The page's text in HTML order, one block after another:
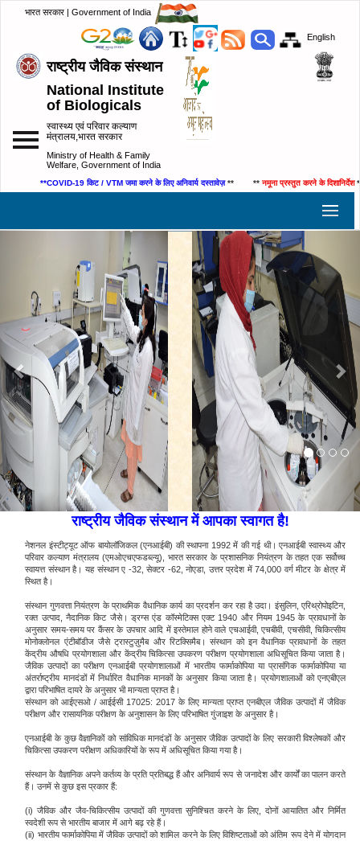
भारत सरकार | Government of India
English
राष्ट्रीय जैविक संस्थान
National Institute
of Biologicals
स्वास्थ्य एवं परिवार कल्याण
मंत्रालय,भारत सरकार
Ministry of Health & Family
Welfare, Government of India
**COVID-19 किट / VTM जमा करने के लिए अनिवार्य दस्तावेज़** ** नमूना प्रस्तुत करने के दिशानिर्देश
राष्ट्रीय जैविक संस्थान में आपका स्वागत है!
नेशनल इंस्टीट्यूट ऑफ बायोलॉजिकल (एनआईबी) की स्थापना 1992 में की गई थी। एनआईबी स्वास्थ्य और
परिवार कल्याण मंत्रालय (एमओएचएफडब्ल्यू), भारत सरकार के प्रशासनिक नियंत्रण के तहत एक सर्वोच्च
स्वायत्त संस्थान है। यह संस्थान ए -32, सेक्टर -62, नोएडा, उत्तर प्रदेश में 74,000 वर्ग मीटर के क्षेत्र में
स्थित है।
संस्थान गुणवत्ता नियंत्रण के प्राथमिक वैधानिक कार्य का प्रदर्शन कर रहा है उदा। इंसुलिन, एरिथ्रोपोइटिन,
रक्त उत्पाद, नैदानिक किट जैसे। ड्रग्स एंड कॉस्मेटिक्स एक्ट 1940 और नियम 1945 के प्रावधानों के
अनुसार समय-समय पर कैंसर के उपचार आदि में इस्तेमाल होने वाले एचआईवी, एचबीवी, एचसीवी, चिकित्सीय
मोनोक्लोनल एंटीबॉडीज जैसे ट्रास्टुज़ुमैब और रिटक्सिमैब। संस्थान को इन वैधानिक प्रावधानों के तहत
केंद्रीय औषधि प्रयोगशाला और केंद्रीय चिकित्सा उपकरण परीक्षण प्रयोगशाला अधिसूचित किया जाता है।
जैविक उत्पादों का परीक्षण एनआईबी प्रयोगशालाओं में भारतीय फार्माकोपिया या प्रासंगिक फार्माकोपिया या
अंतर्राष्ट्रीय मानदंडों में निर्धारित वैधानिक मानकों के अनुसार किया जाता है। प्रयोगशालाओं को एनएबीएल
द्वारा परिभाषित दायरे के अनुसार भी मान्यता प्राप्त है।
संस्थान को आईएसओ / आईईसी 17025: 2017 के लिए मान्यता प्राप्त एनबीएल जैविक उत्पादों में जैविक
परीक्षण और रासायनिक परीक्षण के अनुशासन के लिए परिभाषित गुंजाइश के अनुसार है।
एनआईबी के कुछ वैज्ञानिकों को सांविधिक मानदंडों के अनुसार जैविक उत्पादों के लिए सरकारी विश्लेषकों और
चिकित्सा उपकरण परीक्षण अधिकारियों के रूप में अधिसूचित किया गया है।
संस्थान के वैज्ञानिक अपने कर्तव्य के प्रति प्रतिबद्ध हैं और अनिवार्य रूप से जनादेश और कार्यों का पालन करते
हैं। उनमें से कुछ इस प्रकार हैं:
(i) जैविक और जैव-चिकित्सीय उत्पादों की गुणवत्ता सुनिश्चित करने के लिए, दोनों आयातित और निर्मित
स्वदेशी रूप से भारतीय बाजार में आगे बढ़ रहे हैं।
(ii) भारतीय फार्माकोपिया में जैविक उत्पादों को शामिल करने के लिए विशिष्टताओं को अंतिम रूप देने में योगदान